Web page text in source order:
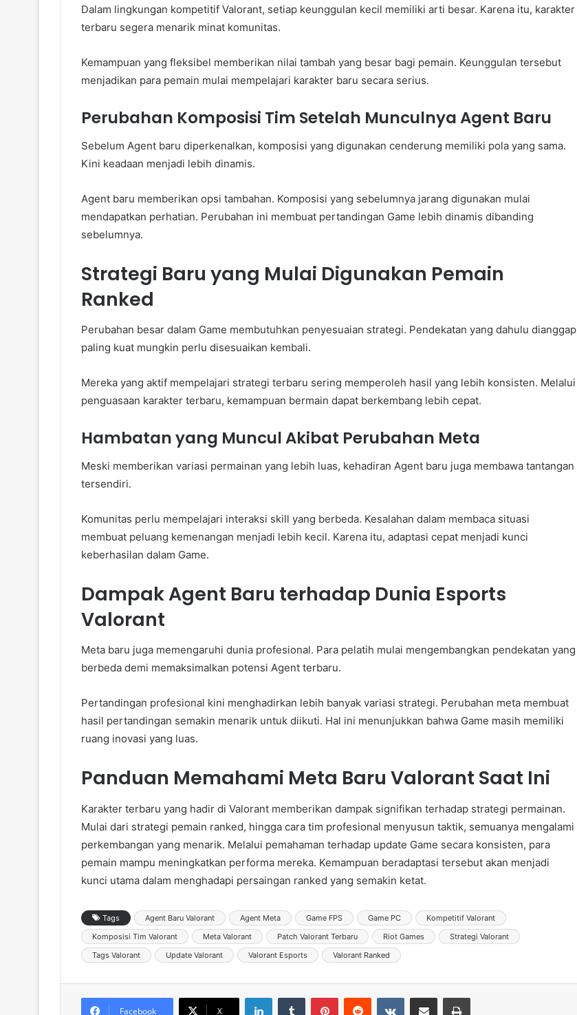
Dalam lingkungan kompetitif Valorant, setiap keunggulan kecil memiliki arti besar. Karena itu, karakter
terbaru segera menarik minat komunitas.
Kemampuan yang fleksibel memberikan nilai tambah yang besar bagi pemain. Keunggulan tersebut
menjadikan para pemain mulai mempelajari karakter baru secara serius.
Perubahan Komposisi Tim Setelah Munculnya Agent Baru
Sebelum Agent baru diperkenalkan, komposisi yang digunakan cenderung memiliki pola yang sama.
Kini keadaan menjadi lebih dinamis.
Agent baru memberikan opsi tambahan. Komposisi yang sebelumnya jarang digunakan mulai
mendapatkan perhatian. Perubahan ini membuat pertandingan Game lebih dinamis dibanding
sebelumnya.
Strategi Baru yang Mulai Digunakan Pemain
Ranked
Perubahan besar dalam Game membutuhkan penyesuaian strategi. Pendekatan yang dahulu dianggap
paling kuat mungkin perlu disesuaikan kembali.
Mereka yang aktif mempelajari strategi terbaru sering memperoleh hasil yang lebih konsisten. Melalui
penguasaan karakter terbaru, kemampuan bermain dapat berkembang lebih cepat.
Hambatan yang Muncul Akibat Perubahan Meta
Meski memberikan variasi permainan yang lebih luas, kehadiran Agent baru juga membawa tantangan
tersendiri.
Komunitas perlu mempelajari interaksi skill yang berbeda. Kesalahan dalam membaca situasi
membuat peluang kemenangan menjadi lebih kecil. Karena itu, adaptasi cepat menjadi kunci
keberhasilan dalam Game.
Dampak Agent Baru terhadap Dunia Esports
Valorant
Meta baru juga memengaruhi dunia profesional. Para pelatih mulai mengembangkan pendekatan yang
berbeda demi memaksimalkan potensi Agent terbaru.
Pertandingan profesional kini menghadirkan lebih banyak variasi strategi. Perubahan meta membuat
hasil pertandingan semakin menarik untuk diikuti. Hal ini menunjukkan bahwa Game masih memiliki
ruang inovasi yang luas.
Panduan Memahami Meta Baru Valorant Saat Ini
Karakter terbaru yang hadir di Valorant memberikan dampak signifikan terhadap strategi permainan.
Mulai dari strategi pemain ranked, hingga cara tim profesional menyusun taktik, semuanya mengalami
perkembangan yang menarik. Melalui pemahaman terhadap update Game secara konsisten, para
pemain mampu meningkatkan performa mereka. Kemampuan beradaptasi tersebut akan menjadi
kunci utama dalam menghadapi persaingan ranked yang semakin ketat.
Tags Agent Baru Valorant Agent Meta Game FPS Game PC
Kompetitif Valorant
Komposisi Tim Valorant
Meta Valorant Patch Valorant Terbaru Riot Games
Strategi Valorant
Tags Valorant
Update Valorant Valorant Esports Valorant Ranked
Facebook X